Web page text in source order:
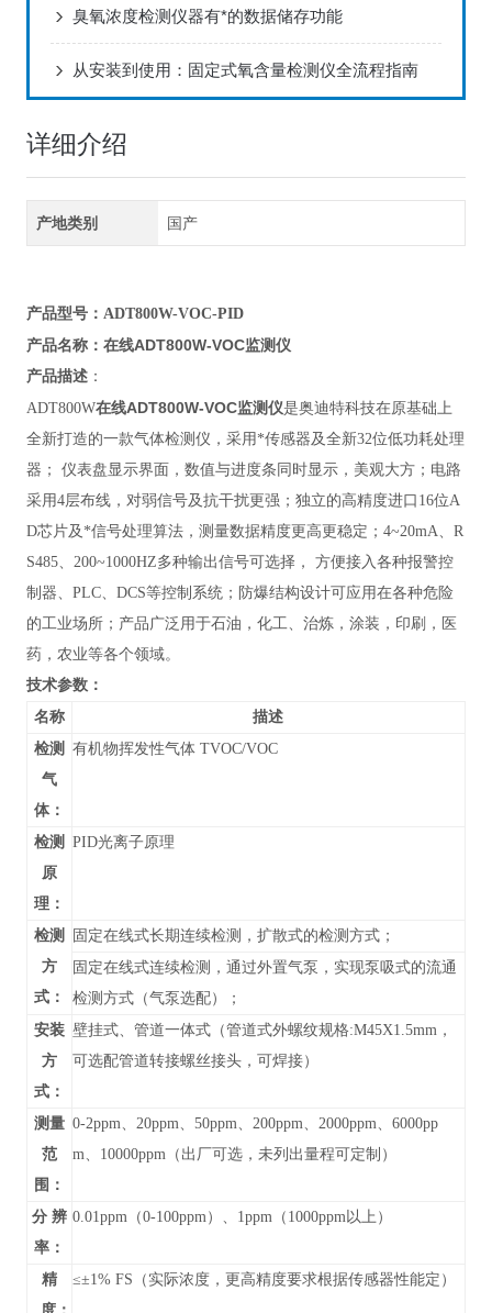
臭氧浓度检测仪器有*的数据储存功能
从安装到使用：固定式氧含量检测仪全流程指南
详细介绍
产地类别 国产
产品型号：ADT800W-VOC-PID
产品名称： 在线ADT800W-VOC监测仪
产品描述：
ADT800W在线ADT800W-VOC监测仪是奥迪特科技在原基础上
全新打造的一款气体检测仪，采用*传感器及全新32位低功耗处理
器； 仪表盘显示界面，数值与进度条同时显示，美观大方；电路
采用4层布线，对弱信号及抗干扰更强；独立的高精度进口16位A
D芯片及*信号处理算法，测量数据精度更高更稳定；4~20mA、R
S485、200~1000HZ多种输出信号可选择， 方便接入各种报警控
制器、PLC、DCS等控制系统；防爆结构设计可应用在各种危险
的工业场所；产品广泛用于石油，化工、治炼，涂装，印刷，医
药，农业等各个领域。
技术参数：
名称
描述
检测
气
体：
有机物挥发性气体 TVOC/VOC
检测
原
理：
PID光离子原理
检测
方
式：
固定在线式长期连续检测，扩散式的检测方式；
固定在线式连续检测，通过外置气泵，实现泵吸式的流通
检测方式（气泵选配）；
安装
方
式：
壁挂式、管道一体式（管道式外螺纹规格:M45X1.5mm，
可选配管道转接螺丝接头，可焊接）
测量
范
围：
0-2ppm、20ppm、50ppm、200ppm、2000ppm、6000pp
m、10000ppm（ 出厂可选，未列出量程可定制）
分 辨
率：
0.01ppm（0-100ppm）、1ppm（1000ppm以上）
精
≤±1% FS（实际浓度，更高精度要求根据传感器性能定）